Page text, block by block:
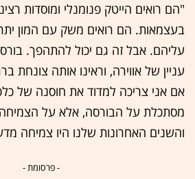
"הם רואים הייטק פנומנלי ומוסדות
בעצמאות. הם רואים משק עם המון
עליהם. אבל זה גם יכול להתהפך.
עניין של אווירה, וראינו אותה צונחת
אם אני צריכה למדוד את חוסנה של
מסתכלת על הבורסה, אלא על הצמיחה
והשנים האחרונות שלנו היו צמיחה
- פרסומת -